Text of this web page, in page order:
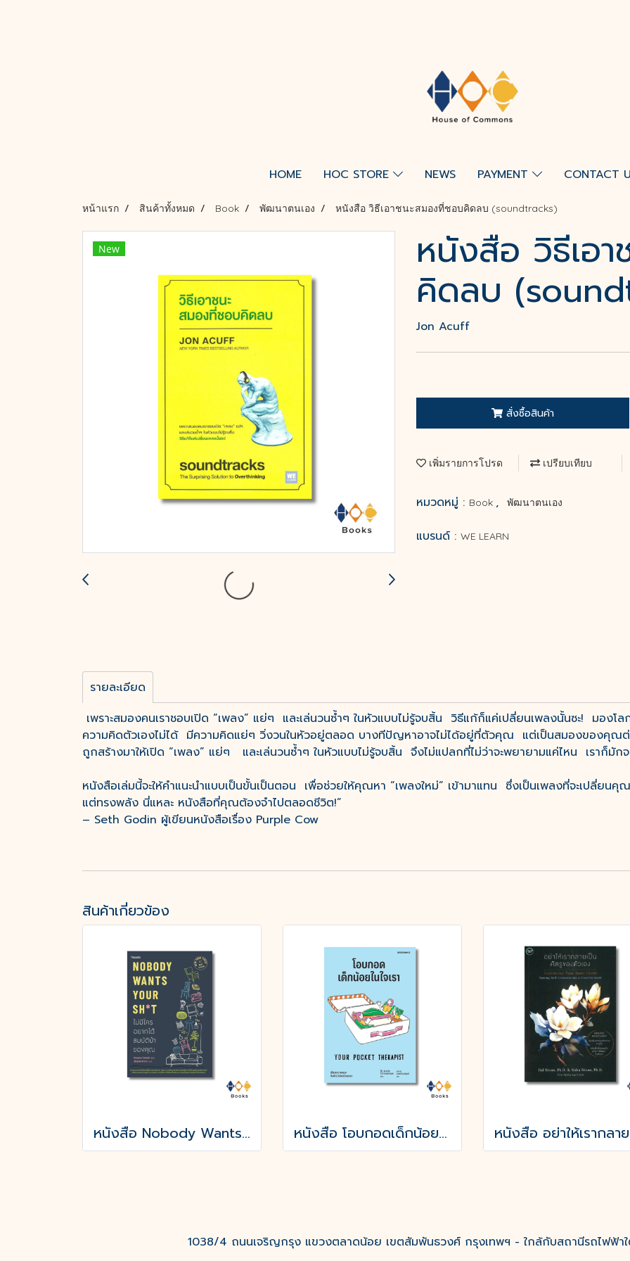
HOME HOC STORE NEWS PAYMENT CONTACT
หน้าแรก สินค้าทั้งหมด Book พัฒนาตนเอง หนังสือ วิธีเอาชนะสมองที่ชอบคิดลบ (soundtracks)
New หนังสือ วิธีเอ
คิดลบ
Jon Acuff
สั่งซื้อสินค้า
เพิ่มรายการโปรด เปรียบเทียบ
หมวดหมู่ : Book , พัฒนาตนเอง
แบรนด์ : WE LEARN
รายละเอียด
เพราะสมองคนเราชอบเปิด “เพลง” แย่ๆ และเล่นวนซ้ำๆ ในหัวแบบไม่รู้จบสิ้น วิธีแก้ก็แค่เปลี่ยนเพลงนั้นซะ! มองโ
ความคิดตัวเองไม่ได้ มีความคิดแย่ๆ วิ่งวนในหัวอยู่ตลอด บางทีปัญหาอาจไม่ได้อยู่ที่ตัวคุณ แต่เป็นสมองของคุณ
ถูกสร้างมาให้เปิด “เพลง” แย่ๆ และเล่นวนซ้ำๆ ในหัวแบบไม่รู้จบสิ้น จึงไม่แปลกที่ไม่ว่าจะพยายามแค่ไหน เราก็มัก
หนังสือเล่มนี้จะให้คำแนะนำแบบเป็นขั้นเป็นตอน เพื่อช่วยให้คุณหา “เพลงใหม่” เข้ามาแทน ซึ่งเป็นเพลงที่จะเปลี่ยน
แต่ทรงพลัง นี่แหละ หนังสือที่คุณต้องจำไปตลอดชีวิต!”
– Seth Godin ผู้เขียนหนังสือเรื่อง Purple Cow
สินค้าเกี่ยวข้อง
หนังสือ Nobody Wants Your Sht ไม่มีใครอยากได้สมบัติบ้าของคุณ หนังสือ โอบกอดเด็กน้อยในใจเรา (YOUR POCKET THERAPIST)
1038/4 ถนนเจริญกรุง แขวงตลาดน้อย เขตสัมพันธวงศ์ กรุงเทพฯ - ใกล้กับสถานีรถไฟฟ้า